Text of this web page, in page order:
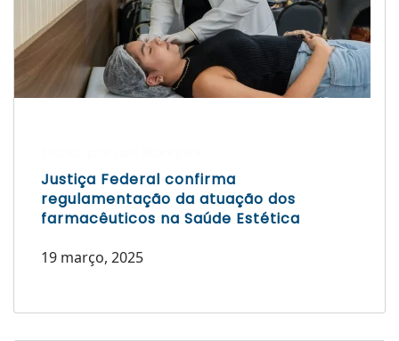
Justiça Federal confirma
regulamentação da atuação dos
farmacêuticos na Saúde Estética
19 março, 2025